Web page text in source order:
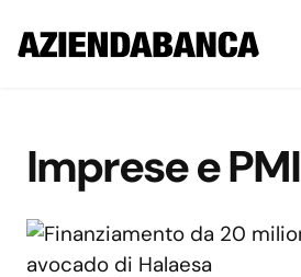
Imprese e PMI